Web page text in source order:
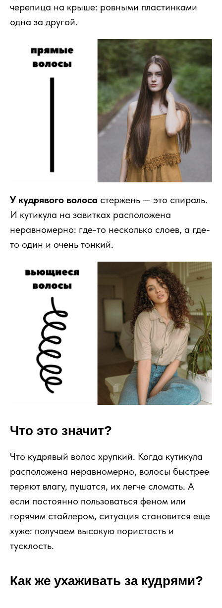
черепица на крыше: ровными пластинками
одна за другой.
У кудрявого волоса стержень — это спираль.
И кутикула на завитках расположена
неравномерно: где-то несколько слоев, а где-
то один и очень тонкий.
Что это значит?
Что кудрявый волос хрупкий. Когда кутикула
расположена неравномерно, волосы быстрее
теряют влагу, пушатся, их легче сломать. А
если постоянно пользоваться феном или
горячим стайлером, ситуация становится еще
хуже: получаем высокую пористость и
тусклость.
Как же ухаживать за кудрями?